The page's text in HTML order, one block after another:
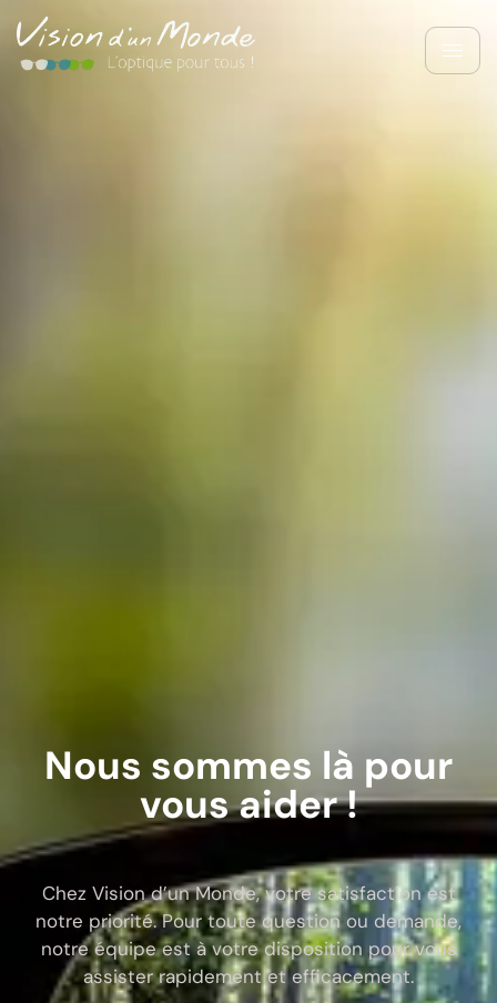
Nous sommes là pour
vous aider !
Chez Vision d’un Monde, votre satisfaction est
notre priorité. Pour toute question ou demande,
notre équipe est à votre disposition pour vous
assister rapidement et efficacement.